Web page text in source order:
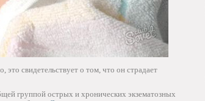
свидетельствует о том, что он страдает
группой острых и хронических экзематозных